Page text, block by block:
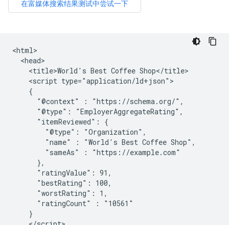
<html>
  <head>
    <title>World's Best Coffee Shop</title>
    <script type="application/ld+json">
    {
      "@context" : "https://schema.org/",
      "@type": "EmployerAggregateRating",
      "itemReviewed": {
        "@type": "Organization",
        "name" : "World's Best Coffee Shop",
        "sameAs" : "https://example.com"
      },
      "ratingValue": 91,
      "bestRating": 100,
      "worstRating": 1,
      "ratingCount" : "10561"
    }